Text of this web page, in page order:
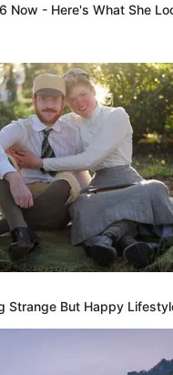
Now - Here's What She
Strange But Happy